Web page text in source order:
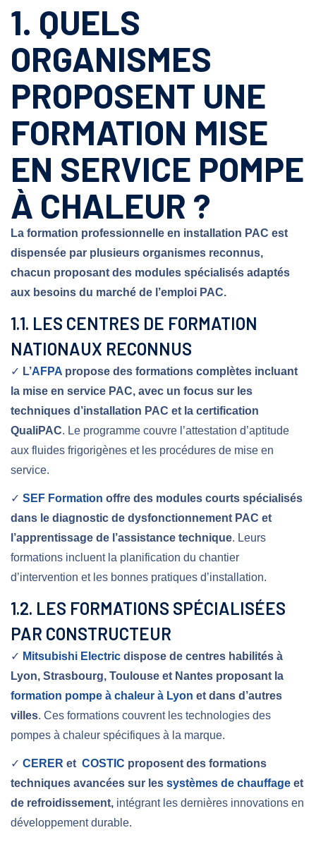
1. QUELS
ORGANISMES
PROPOSENT UNE
FORMATION MISE
EN SERVICE POMPE
À CHALEUR ?
La formation professionnelle en installation PAC est
dispensée par plusieurs organismes reconnus,
chacun proposant des modules spécialisés adaptés
aux besoins du marché de l’emploi PAC.
1.1. LES CENTRES DE FORMATION
NATIONAUX RECONNUS
✓ L’AFPA propose des formations complètes incluant
la mise en service PAC, avec un focus sur les
techniques d’installation PAC et la certification
QualiPAC. Le programme couvre l’attestation d’aptitude
aux fluides frigorigènes et les procédures de mise en
service.
✓ SEF Formation offre des modules courts spécialisés
dans le diagnostic de dysfonctionnement PAC et
l’apprentissage de l’assistance technique. Leurs
formations incluent la planification du chantier
d’intervention et les bonnes pratiques d’installation.
1.2. LES FORMATIONS SPÉCIALISÉES
PAR CONSTRUCTEUR
✓ Mitsubishi Electric dispose de centres habilités à
Lyon, Strasbourg, Toulouse et Nantes proposant la
formation pompe à chaleur à Lyon et dans d’autres
villes. Ces formations couvrent les technologies des
pompes à chaleur spécifiques à la marque.
✓ CERER et COSTIC proposent des formations
techniques avancées sur les systèmes de chauffage et
de refroidissement, intégrant les dernières innovations en
développement durable.